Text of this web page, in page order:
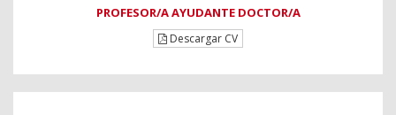
PROFESOR/A AYUDANTE DOCTOR/A
Descargar CV